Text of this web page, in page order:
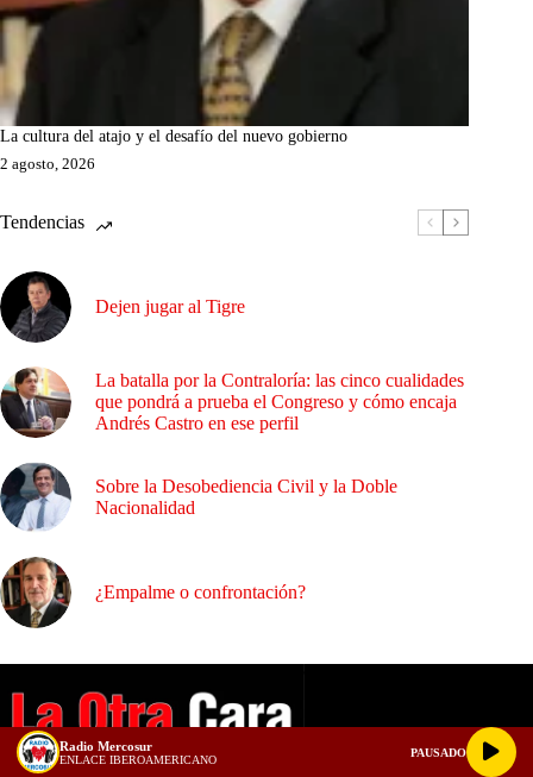
La cultura del atajo y el desafío del nuevo gobierno
2 agosto, 2026
Tendencias
Dejen jugar al Tigre
La batalla por la Contraloría: las cinco cualidades
que pondrá a prueba el Congreso y cómo encaja
Andrés Castro en ese perfil
Sobre la Desobediencia Civil y la Doble
Nacionalidad
¿Empalme o confrontación?
Radio Mercosur
ENLACE IBEROAMERICANO
PAUSADO